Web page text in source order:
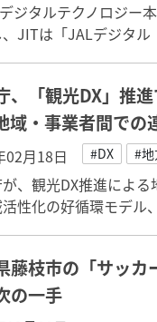
ジタルテクノロジー
JITは「JALデジタル
、「観光DX」推
域・事業者間での
02月18日 #DX #
、観光DX推進によ
性化の好循環モデル
藤枝市の「サッ
の一手